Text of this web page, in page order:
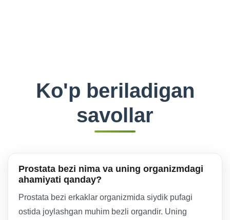
Ko'p beriladigan
savollar
Prostata bezi nima va uning organizmdagi
ahamiyati qanday?
Prostata bezi erkaklar organizmida siydik pufagi
ostida joylashgan muhim bezli organdir. Uning